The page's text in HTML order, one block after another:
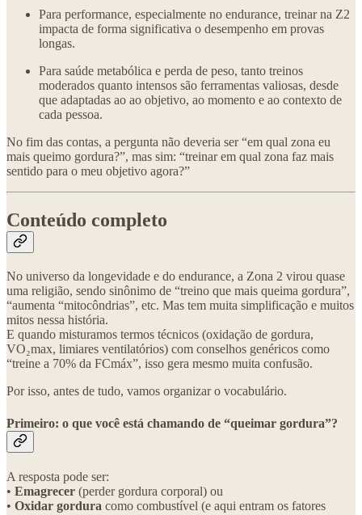
Para performance, especialmente no endurance, treinar na Z2
impacta de forma significativa o desempenho em provas
longas.
⁠Para saúde metabólica e perda de peso, tanto treinos
moderados quanto intensos são ferramentas valiosas, desde
que adaptadas ao ao objetivo, ao momento e ao contexto de
cada pessoa.
No fim das contas, a pergunta não deveria ser “em qual zona eu
mais queimo gordura?”, mas sim: “treinar em qual zona faz mais
sentido para o meu objetivo agora?”
Conteúdo completo
No universo da longevidade e do endurance, a Zona 2 virou quase
uma religião, sendo sinônimo de “treino que mais queima gordura”,
“aumenta “mitocôndrias”, etc. Mas tem muita simplificação e muitos
mitos nessa história.
E quando misturamos termos técnicos (oxidação de gordura,
VO₂max, limiares ventilatórios) com conselhos genéricos como
“treine a 70% da FCmáx”, isso gera mesmo muita confusão.
Por isso, antes de tudo, vamos organizar o vocabulário.
Primeiro: o que você está chamando de “queimar gordura”?
A resposta pode ser:
•⁠ ⁠ Emagrecer (perder gordura corporal) ou
•⁠ ⁠ Oxidar gordura como combustível (e aqui entram os fatores